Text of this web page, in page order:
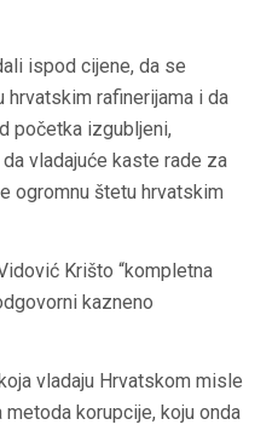
ispod cijene, da se
hrvatskim rafinerijama i da
početka izgubljeni,
vladajuće kaste rade za
ogromnu štetu hrvatskim
Krišto “kompletna
kazneno
vladaju Hrvatskom misle
korupcije, koju onda